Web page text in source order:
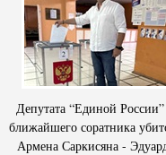
Депутата “Единой
ближайшего соратника
Армена Саркисяна -